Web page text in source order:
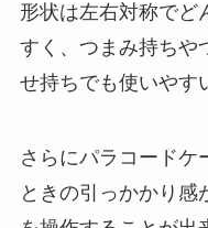
形状は左右対称でど
すく、つまみ持ちや
せ持ちでも使いやす
さらにパラコードケ
ときの引っかかり感